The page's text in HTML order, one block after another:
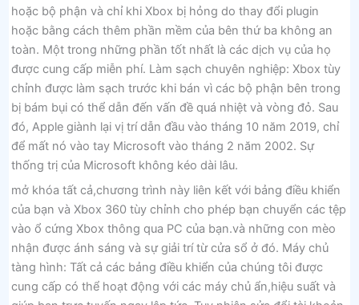
hoặc bộ phận và chỉ khi Xbox bị hỏng do thay đổi plugin
hoặc bằng cách thêm phần mềm của bên thứ ba không an
toàn. Một trong những phần tốt nhất là các dịch vụ của họ
được cung cấp miễn phí. Làm sạch chuyên nghiệp: Xbox tùy
chỉnh được làm sạch trước khi bán vì các bộ phận bên trong
bị bám bụi có thể dẫn đến vấn đề quá nhiệt và vòng đỏ. Sau
đó, Apple giành lại vị trí dẫn đầu vào tháng 10 năm 2019, chỉ
để mất nó vào tay Microsoft vào tháng 2 năm 2002. Sự
thống trị của Microsoft không kéo dài lâu.
mở khóa tất cả,chương trình này liên kết với bảng điều khiển
của bạn và Xbox 360 tùy chỉnh cho phép bạn chuyển các tệp
vào ổ cứng Xbox thông qua PC của bạn.và những con mèo
nhận được ánh sáng và sự giải trí từ cửa sổ ở đó. Máy chủ
tàng hình: Tất cả các bảng điều khiển của chúng tôi được
cung cấp có thể hoạt động với các máy chủ ẩn,hiệu suất và